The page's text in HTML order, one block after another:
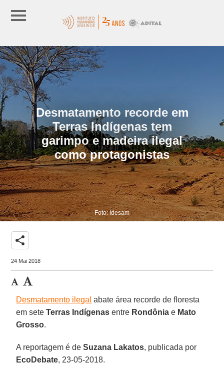
Desmatamento recorde em
Terras Indígenas tem
garimpo e madeira ilegal
como protagonistas
Foto: Idesam
share
24 Mai 2018
Desmatamento ilegal abate área recorde de floresta
em seteTerras Indígenas entre Rondônia e Mato
Grosso.
A reportagem é deSuzana Lakatos, publicada por
EcoDebate, 23-05-2018.